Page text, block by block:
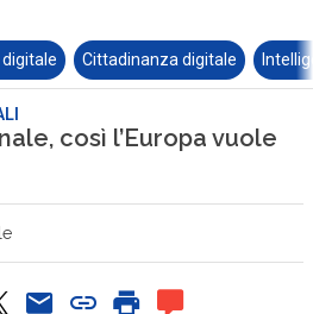
Cittadinanza digitale
così l’Europa vuole